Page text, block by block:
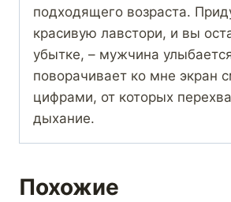
подходящего возраста.
красивую лавстори, и вы
убытке, – мужчина
поворачивает ко мне экран
цифрами, от которых
дыхание.
Похожие